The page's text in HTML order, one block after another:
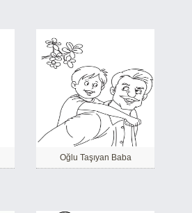
Oğlu Taşıyan Baba